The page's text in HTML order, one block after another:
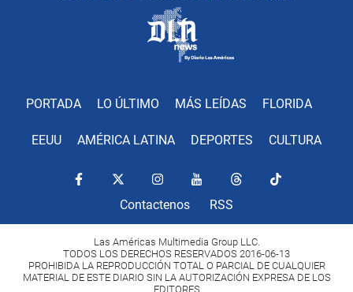
PORTADA LO ÚLTIMO MÁS LEÍDAS FLORIDA
EEUU AMÉRICA LATINA DEPORTES CULTURA
Contactenos RSS
Las Américas Multimedia Group LLC.
TODOS LOS DERECHOS RESERVADOS 2016-06-13
PROHIBIDA LA REPRODUCCIÓN TOTAL O PARCIAL DE CUALQUIER
MATERIAL DE ESTE DIARIO SIN LA AUTORIZACIÓN EXPRESA DE LOS
EDITORES